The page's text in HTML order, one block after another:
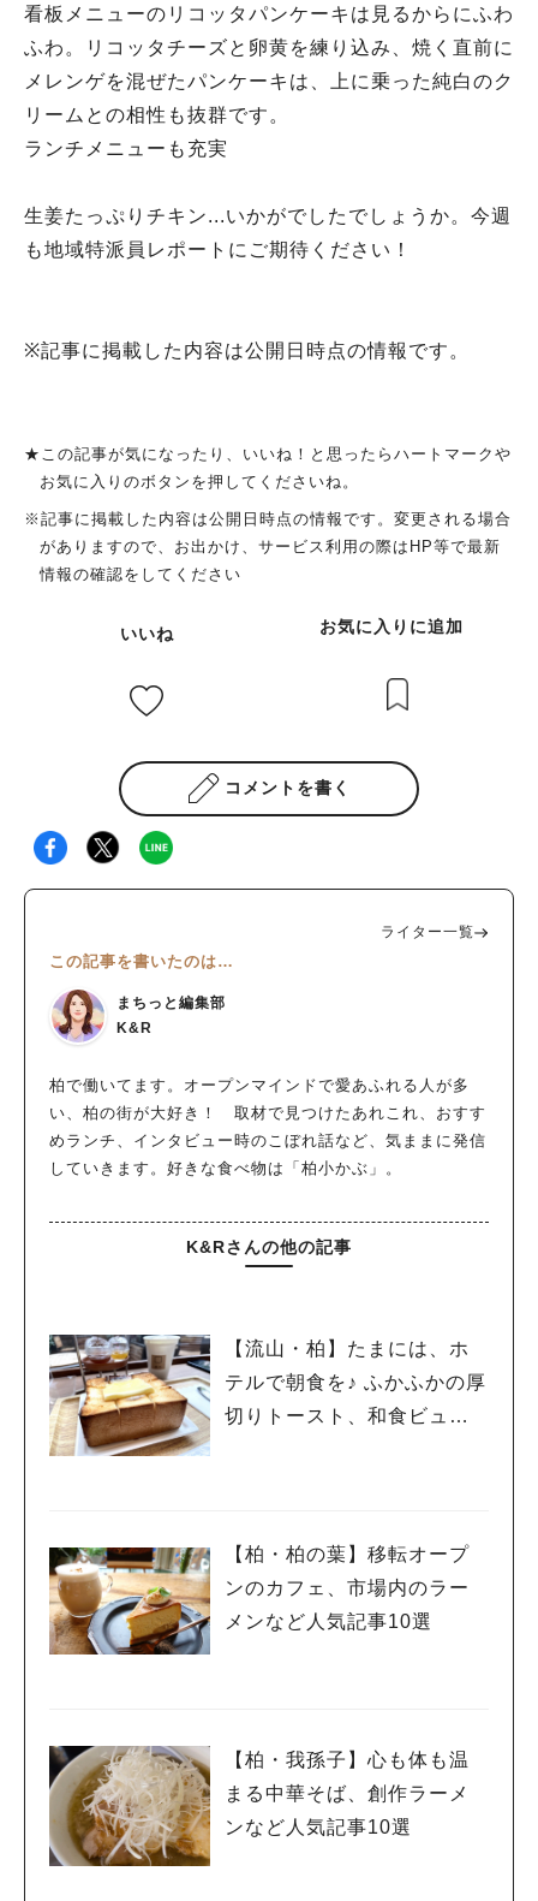
看板メニューのリコッタパンケーキは見るからにふわ
ふわ。リコッタチーズと卵黄を練り込み、焼く直前に
メレンゲを混ぜたパンケーキは、上に乗った純白のク
リームとの相性も抜群です。
ランチメニューも充実
生姜たっぷりチキン...いかがでしたでしょうか。今週
も地域特派員レポートにご期待ください！
※記事に掲載した内容は公開日時点の情報です。
★この記事が気になったり、いいね！と思ったらハートマークや
お気に入りのボタンを押してくださいね。
※記事に掲載した内容は公開日時点の情報です。変更される場合
がありますので、お出かけ、サービス利用の際はHP等で最新
情報の確認をしてください
いいね お気に入りに追加
コメントを書く
ライター一覧
この記事を書いたのは…
まちっと編集部
K&R
柏で働いてます。オープンマインドで愛あふれる人が多
い、柏の街が大好き！ 取材で見つけたあれこれ、おすす
めランチ、インタビュー時のこぼれ話など、気ままに発信
していきます。好きな食べ物は「柏小かぶ」。
K&Rさんの他の記事
【流山・柏】たまには、ホ
テルで朝食を♪ ふかふかの厚
切りトースト、和食ビュッ
【柏・柏の葉】移転オープ
ンのカフェ、市場内のラー
メンなど人気記事10選
【柏・我孫子】心も体も温
まる中華そば、創作ラーメ
ンなど人気記事10選